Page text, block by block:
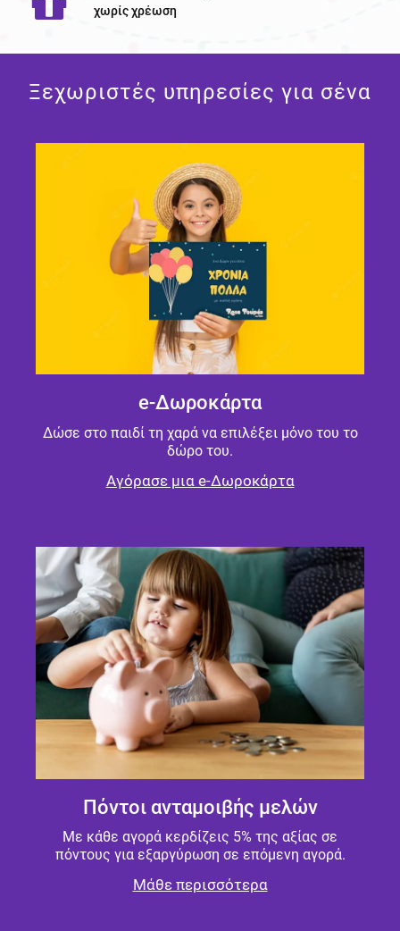
χωρίς χρέωση
Ξεχωριστές υπηρεσίες για σένα
e-Δωροκάρτα
Δώσε στο παιδί τη χαρά να επιλέξει μόνο του το
δώρο του.
Αγόρασε μια e-Δωροκάρτα
Πόντοι ανταμοιβής μελών
Με κάθε αγορά κερδίζεις 5% της αξίας σε
πόντους για εξαργύρωση σε επόμενη αγορά.
Μάθε περισσότερα